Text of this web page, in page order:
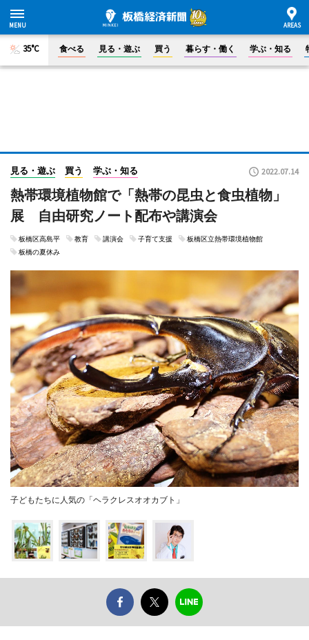
35°C 食べる 見る・遊ぶ 買う 暮らす・働く 学ぶ・知る
見る・遊ぶ 買う 学ぶ・知る 2022.07.14
熱帯環境植物館で「熱帯の昆虫と食虫植物」
展 自由研究ノート配布や講演会
板橋区高島平 教育 講演会 子育て支援
板橋区立熱帯環境植物館
板橋の夏休み
子どもたちに人気の「ヘラクレスオオカブト」